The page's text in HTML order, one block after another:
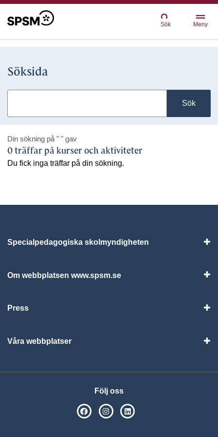
Sök Meny
Söksida
Sök
Din sökning på " " gav
0 träffar på kurser och aktiviteter
Du fick inga träffar på din sökning.
Specialpedagogiska skolmyndigheten
Om webbplatsen www.spsm.se
Press
Våra webbplatser
Följ oss
SPSM på Facebook
SPSM på Instagram